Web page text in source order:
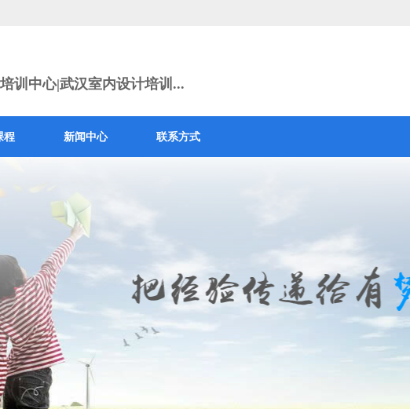
训中心|武汉室内设计培训...
程 新闻中心 联系方式